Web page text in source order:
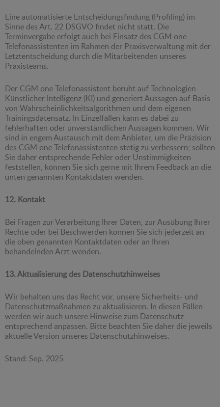
Eine automatisierte Entscheidungsfindung (Profiling) im
Sinne des Art. 22 DSGVO findet nicht statt. Die
Terminvergabe erfolgt auch bei Einsatz des CGM one
Telefonassistenten im Rahmen der Praxisverwaltung mit der
Letztentscheidung durch die Mitarbeitenden unseres
Praxisteams.
Der CGM one Telefonassistent beruht auf Technologien
Künstlicher Intelligenz (KI) und generiert Aussagen auf Basis
von Wahrscheinlichkeitsalgorithmen und dem eigenen
Trainingsdatensatz. In Einzelfällen kann es dabei zu
fehlerhaften oder unverständlichen Aussagen kommen. Wir
sind in engem Austausch mit dem Anbieter, um die Präzision
des CGM one Telefonassistenten stetig zu verbessern; sollten
Sie daher entsprechende Fehler oder Unstimmigkeiten
feststellen, können Sie sich gerne mit Ihrem Feedback an die
unten genannten Kontaktdaten wenden.
12. Kontakt
Bei Fragen zur Verarbeitung Ihrer Daten, zur Ausübung Ihrer
Rechte oder bei Beschwerden können Sie sich jederzeit an
die oben genannten Kontaktdaten oder an Ihren
behandelnden Arzt wenden.
13. Aktualisierung des Datenschutzhinweises
Wir behalten uns das Recht vor, unsere Sicherheits- und
Datenschutzmaßnahmen zu aktualisieren. In diesen Fällen
werden wir auch unsere Hinweise zum Datenschutz
entsprechend anpassen. Bitte beachten Sie daher die jeweils
aktuelle Version unseres Datenschutzhinweises.
Stand: Sep. 2025